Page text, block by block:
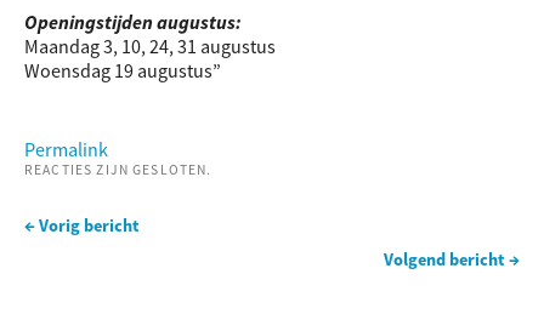
Openingstijden augustus:
Maandag 3, 10, 24, 31 augustus
Woensdag 19 augustus”
Permalink
REACTIES ZIJN GESLOTEN.
← Vorig bericht
Volgend bericht →